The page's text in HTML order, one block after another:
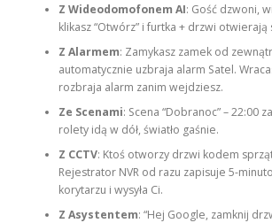
Z Wideodomofonem AI: Gość dzwoni,
klikasz “Otwórz” i furtka + drzwi
Z Alarmem: Zamykasz zamek od
automatycznie uzbraja alarm Satel.
rozbraja alarm zanim wejdziesz.
Ze Scenami: Scena “Dobranoc” – 22:00
rolety idą w dół, światło gaśnie.
Z CCTV: Ktoś otworzy drzwi kodem
Rejestrator NVR od razu zapisuje 5-
korytarzu i wysyła Ci.
Z Asystentem: “Hej Google, zamknij